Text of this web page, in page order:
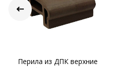
Перила из ДПК верхние